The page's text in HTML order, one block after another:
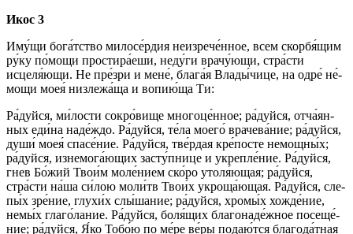
Икос 3
Иму́­щи бо­га́т­ство ми­ло­се́р­дия не­из­ре­че́н­ное, всем скор­бя́­щим
ру́­ку по́­мо­щи простира́еши, не­ду́­ги врачу́ющи, стра́с­ти
исцеля́ющи. Не пре́­зри и ме­не́, бла­га́я Вла­ды́­чи­це, на од­ре́ не́­
мо­щи моея́ низлежа́ща и во­пию́­ща Ти:
Ра́­дуй­ся, ми́­лос­ти со­кро́­ви­ще мно­го­це́н­ное; ра́­дуй­ся, от­ча́­ян­
ных еди́на на­де́ж­до. Ра́­дуй­ся, те́­ла мо­его́ врачева́ние; ра́­дуй­ся,
ду­ши́ моея́ спа­се́­ние. Ра́­дуй­ся, тве́р­дая кре́­пос­те немощны́х;
ра́­дуй­ся, изнемога́ющих за­сту́п­ни­це и укреп­ле́­ние. Ра́­дуй­ся,
гнев Бо́­жий Тво­и́м мо­ле́­ни­ем ско́ро утоля́ющая; ра́­дуй­ся,
стра́с­ти на́­ша си́­лою мо­ли́тв Тво­и́х укроща́ющая. Ра́­дуй­ся, сле­
пы́х зре́­ние, глухи́х слы́­ша­ние; ра́­дуй­ся, хромы́х хожде́ние,
немы́х глаго́лание. Ра́­дуй­ся, бо­ля́­щих бла­го­на­де́ж­ное по­се­ще́­
ние; ра́­дуй­ся, Я́ко То­бо́ю по ме́ре ве́­ры подаю́тся бла­го­да́т­ная